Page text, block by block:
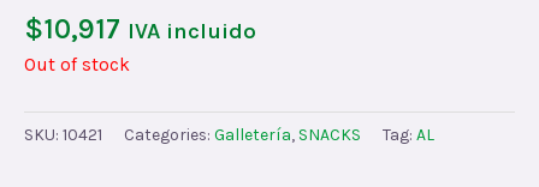
$10,917 IVA incluido
Out of stock
SKU: 10421 Categories: Galletería, SNACKS Tag: AL